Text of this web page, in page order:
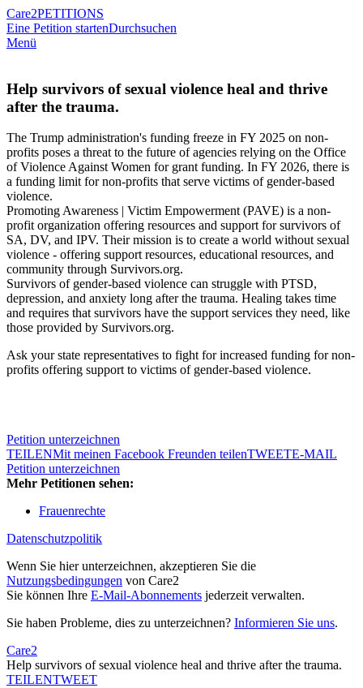
Care2PETITIONS
Eine Petition startenDurchsuchen
Menü
Help survivors of sexual violence heal and thrive
after the trauma.
The Trump administration's funding freeze in FY 2025 on non-
profits poses a threat to the future of agencies relying on the Office
of Violence Against Women for grant funding. In FY 2026, there is
a funding limit for non-profits that serve victims of gender-based
violence.
Promoting Awareness | Victim Empowerment (PAVE) is a non-
profit organization offering resources and support for survivors of
SA, DV, and IPV. Their mission is to create a world without sexual
violence - offering support resources, educational resources, and
community through Survivors.org.
Survivors of gender-based violence can struggle with PTSD,
depression, and anxiety long after the trauma. Healing takes time
and requires that survivors have the support services they need, like
those provided by Survivors.org.
Ask your state representatives to fight for increased funding for non-
profits offering support to victims of gender-based violence.
Petition unterzeichnen
TEILENMit meinen Facebook Freunden teilenTWEETE-MAIL
Petition unterzeichnen
Mehr Petitionen sehen:
Frauenrechte
Datenschutzpolitik
Wenn Sie hier unterzeichnen, akzeptieren Sie die
Nutzungsbedingungen von Care2
Sie können Ihre E-Mail-Abonnements jederzeit verwalten.
Sie haben Probleme, dies zu unterzeichnen? Informieren Sie uns.
Care2
Help survivors of sexual violence heal and thrive after the trauma.
TEILENTWEET